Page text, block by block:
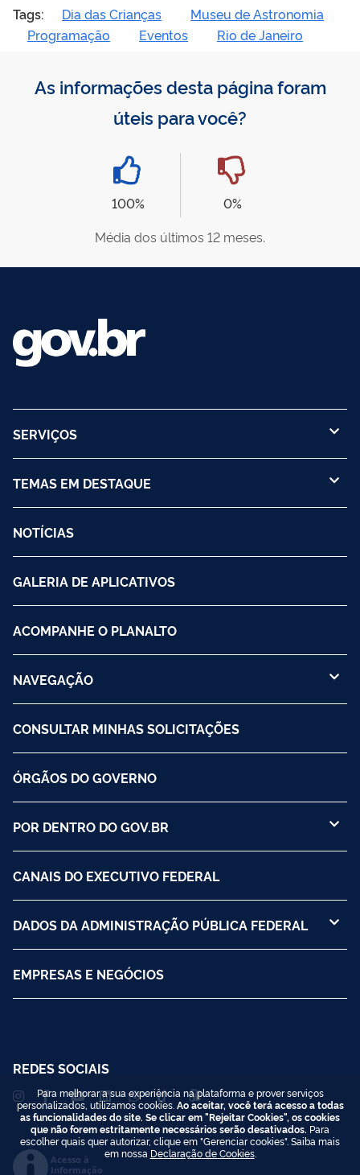
Tags: Dia das Crianças
Museu de Astronomia
Programação
Eventos Rio de Janeiro
As informações desta página foram
úteis para você?
100%
0%
Média dos últimos 12 meses.
SERVIÇOS
TEMAS EM DESTAQUE
NOTÍCIAS
GALERIA DE APLICATIVOS
ACOMPANHE O PLANALTO
NAVEGAÇÃO
CONSULTAR MINHAS SOLICITAÇÕES
ÓRGÃOS DO GOVERNO
POR DENTRO DO GOV.BR
CANAIS DO EXECUTIVO FEDERAL
DADOS DA ADMINISTRAÇÃO PÚBLICA FEDERAL
EMPRESAS E NEGÓCIOS
REDES SOCIAIS
Acesso à
Informação
Para melhorar a sua experiência na plataforma e prover serviços
personalizados, utilizamos cookies. Ao aceitar, você terá acesso a todas
as funcionalidades do site. Se clicar em "Rejeitar Cookies", os cookies
que não forem estritamente necessários serão desativados. Para
escolher quais quer autorizar, clique em "Gerenciar cookies". Saiba mais
em nossa Declaração de Cookies.